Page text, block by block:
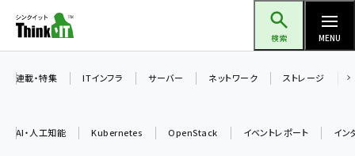
ン
検索 MENU
連載・特集 ITインフラ サーバー ネットワーク ストレージ
AI・人工知能 Kubernetes OpenStack イベントレポート イン